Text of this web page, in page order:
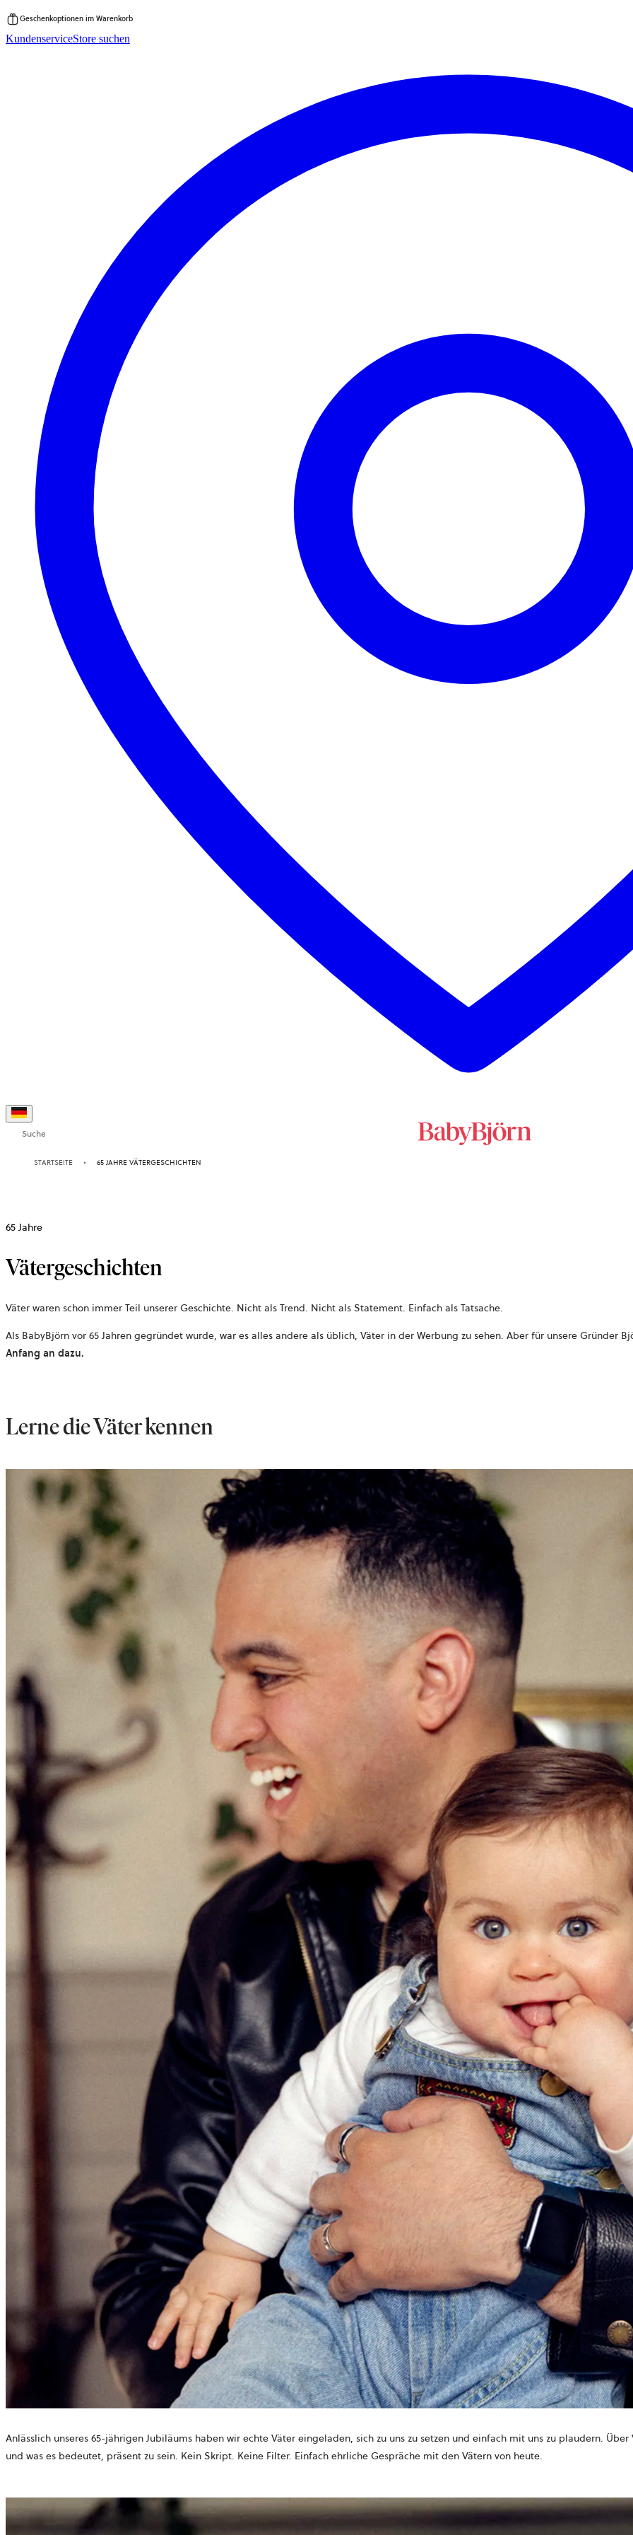
Inhalt
Geschenkoptionen im Warenkorb
KundenserviceStore suchen
Suche
STARTSEITE 65 JAHRE VÄTERGESCHICHTEN
65 Jahre
Vätergeschichten
Väter waren schon immer Teil unserer Geschichte. Nicht als Trend. Nicht als Statement. Einfach als Tatsache.
Als BabyBjörn vor 65 Jahren gegründet wurde, war es alles andere als üblich, Väter in der Werbung zu sehen. Aber für unsere Gründer
Anfang an dazu.
Lerne die Väter kennen
Anlässlich unseres 65-jährigen Jubiläums haben wir echte Väter eingeladen, sich zu uns zu setzen und einfach mit uns zu plaudern.
und was es bedeutet, präsent zu sein. Kein Skript. Keine Filter. Einfach ehrliche Gespräche mit den Vätern von heute.